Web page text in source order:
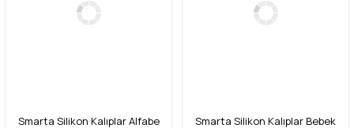
Smarta Silikon Kalıplar Alfabe
Smarta Silikon Kalıplar Bebek